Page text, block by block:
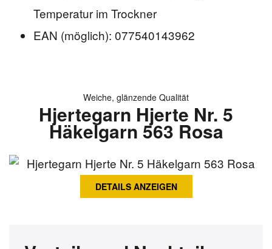
Temperatur im Trockner
EAN (möglich): 077540143962
Weiche, glänzende Qualität
Hjertegarn Hjerte Nr. 5
Häkelgarn 563 Rosa
DETAILS ANZEIGEN